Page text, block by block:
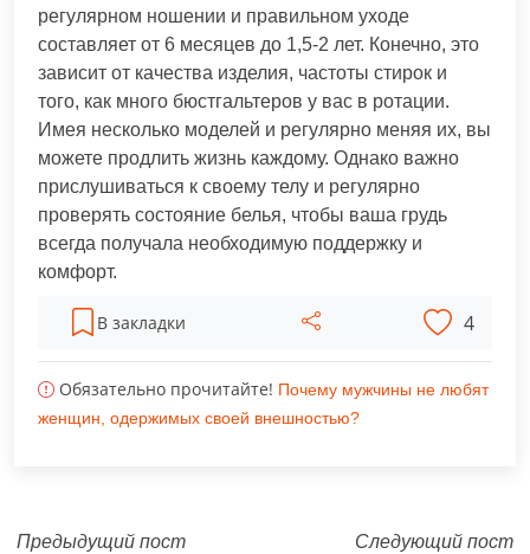
регулярном ношении и правильном уходе
составляет от 6 месяцев до 1,5-2 лет. Конечно, это
зависит от качества изделия, частоты стирок и
того, как много бюстгальтеров у вас в ротации.
Имея несколько моделей и регулярно меняя их, вы
можете продлить жизнь каждому. Однако важно
прислушиваться к своему телу и регулярно
проверять состояние белья, чтобы ваша грудь
всегда получала необходимую поддержку и
комфорт.
В закладки 4
Обязательно прочитайте! Почему мужчины не любят
женщин, одержимых своей внешностью?
Предыдущий пост Следующий пост